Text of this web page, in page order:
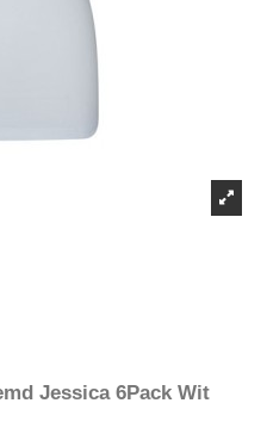
Jessica 6Pack Wit